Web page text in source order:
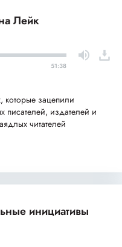
Лейк
51:38
которые зацепили
писателей, издателей и
читателей
инициативы